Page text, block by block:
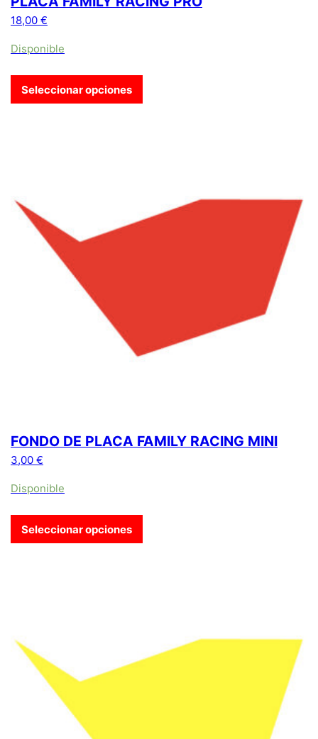
18,00 €
Disponible
Seleccionar opciones
FONDO DE PLACA FAMILY RACING MINI
3,00 €
Disponible
Seleccionar opciones